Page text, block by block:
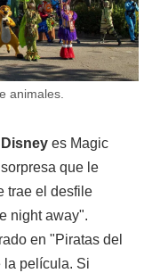
animales.
Disney es Magic
que le
trae el desfile
night away".
en "Piratas del
la película. Si